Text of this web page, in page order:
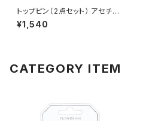
トップピン（2点セット） アセチ×
オーバル HTP0111-GR（グリー
ン）
¥1,540
CATEGORY ITEM